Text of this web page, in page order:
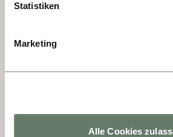
Statistiken
Marketing
Alle Cookies
Die Basilika von Esztergom
katholischen Kirche. Seit